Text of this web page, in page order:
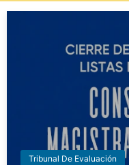
Tribunal De Evaluación